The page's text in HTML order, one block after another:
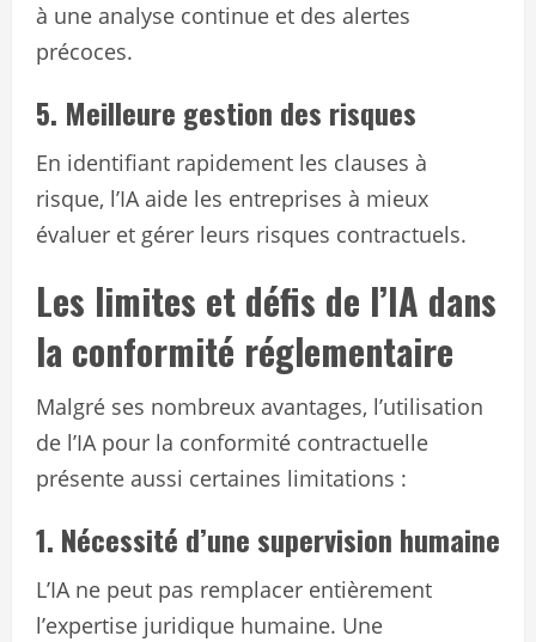
à une analyse continue et des alertes
précoces.
5. Meilleure gestion des risques
En identifiant rapidement les clauses à
risque, l’IA aide les entreprises à mieux
évaluer et gérer leurs risques contractuels.
Les limites et défis de l’IA dans
la conformité réglementaire
Malgré ses nombreux avantages, l’utilisation
de l’IA pour la conformité contractuelle
présente aussi certaines limitations :
1. Nécessité d’une supervision humaine
L’IA ne peut pas remplacer entièrement
l’expertise juridique humaine. Une